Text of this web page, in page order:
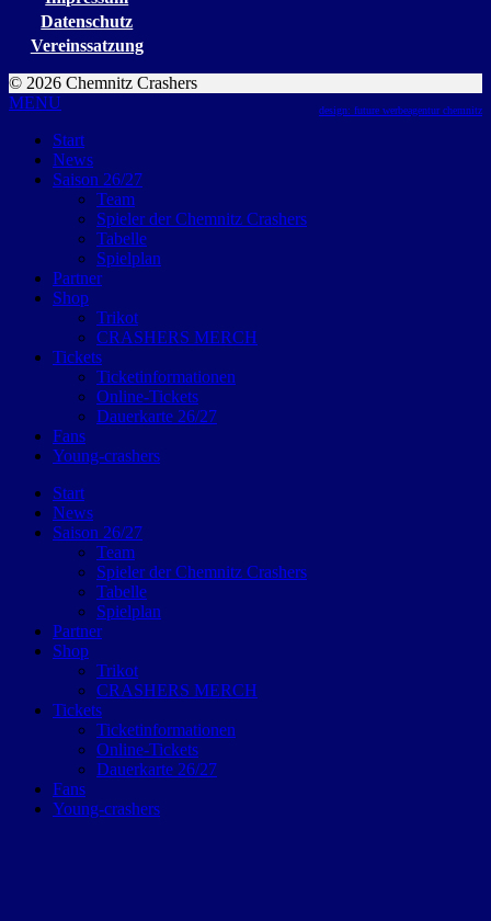
Datenschutz
Vereinssatzung
© 2026 Chemnitz Crashers
design: future werbeagentur chemnitz
MENU
Start
News
Saison 26/27
Team
Spieler der Chemnitz Crashers
Tabelle
Spielplan
Partner
Shop
Trikot
CRASHERS MERCH
Tickets
Ticketinformationen
Online-Tickets
Dauerkarte 26/27
Fans
Young-crashers
Start
News
Saison 26/27
Team
Spieler der Chemnitz Crashers
Tabelle
Spielplan
Partner
Shop
Trikot
CRASHERS MERCH
Tickets
Ticketinformationen
Online-Tickets
Dauerkarte 26/27
Fans
Young-crashers